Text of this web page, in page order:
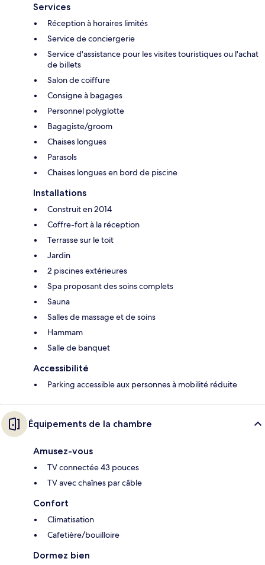
Services
Réception à horaires limités
Service de conciergerie
Service d'assistance pour les visites touristiques ou l'achat
de billets
Salon de coiffure
Consigne à bagages
Personnel polyglotte
Bagagiste/groom
Chaises longues
Parasols
Chaises longues en bord de piscine
Installations
Construit en 2014
Coffre-fort à la réception
Terrasse sur le toit
Jardin
2 piscines extérieures
Spa proposant des soins complets
Sauna
Salles de massage et de soins
Hammam
Salle de banquet
Accessibilité
Parking accessible aux personnes à mobilité réduite
Équipements de la chambre
Amusez-vous
TV connectée 43 pouces
TV avec chaînes par câble
Confort
Climatisation
Cafetière/bouilloire
Dormez bien